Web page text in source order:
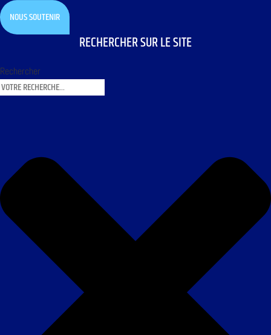
NOUS SOUTENIR
RECHERCHER SUR LE SITE
Rechercher